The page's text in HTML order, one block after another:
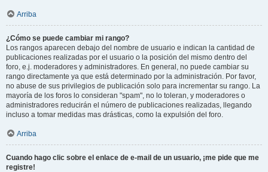
Arriba
¿Cómo se puede cambiar mi rango?
Los rangos aparecen debajo del nombre de usuario e indican la cantidad de
publicaciones realizadas por el usuario o la posición del mismo dentro del
foro, e.j. moderadores y administradores. En general, no puede cambiar su
rango directamente ya que está determinado por la administración. Por favor,
no abuse de sus privilegios de publicación solo para incrementar su rango. La
mayoría de los foros lo consideran "spam", no lo toleran, y moderadores o
administradores reducirán el número de publicaciones realizadas, llegando
incluso a tomar medidas mas drásticas, como la expulsión del foro.
Arriba
Cuando hago clic sobre el enlace de e-mail de un usuario, ¡me pide que me
registre!